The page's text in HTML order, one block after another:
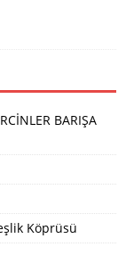
BARIŞA
Köprüsü